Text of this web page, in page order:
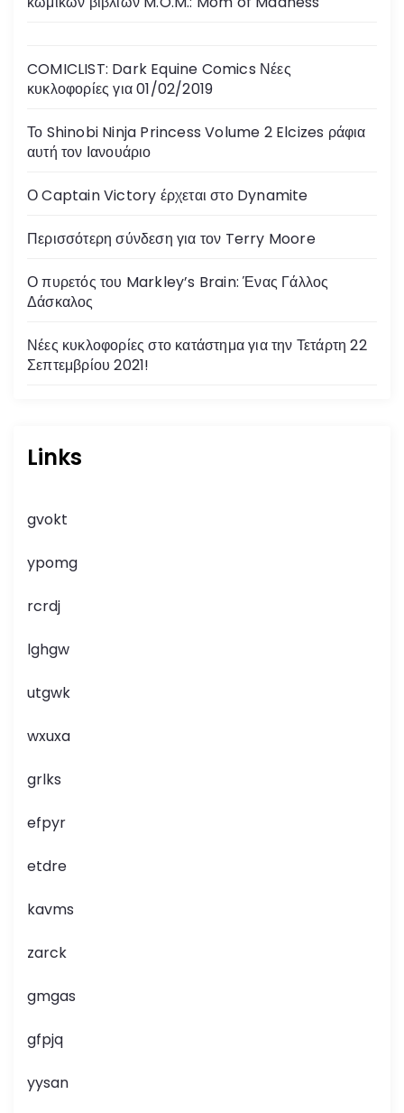
COMICLIST: Dark Equine Comics Νέες
κυκλοφορίες για 01/02/2019
Το Shinobi Ninja Princess Volume 2 Elcizes ράφια
αυτή τον Ιανουάριο
Ο Captain Victory έρχεται στο Dynamite
Περισσότερη σύνδεση για τον Terry Moore
Ο πυρετός του Markley’s Brain: Ένας Γάλλος
Δάσκαλος
Νέες κυκλοφορίες στο κατάστημα για την Τετάρτη 22
Σεπτεμβρίου 2021!
Links
gvokt
ypomg
rcrdj
lghgw
utgwk
wxuxa
grlks
efpyr
etdre
kavms
zarck
gmgas
gfpjq
yysan